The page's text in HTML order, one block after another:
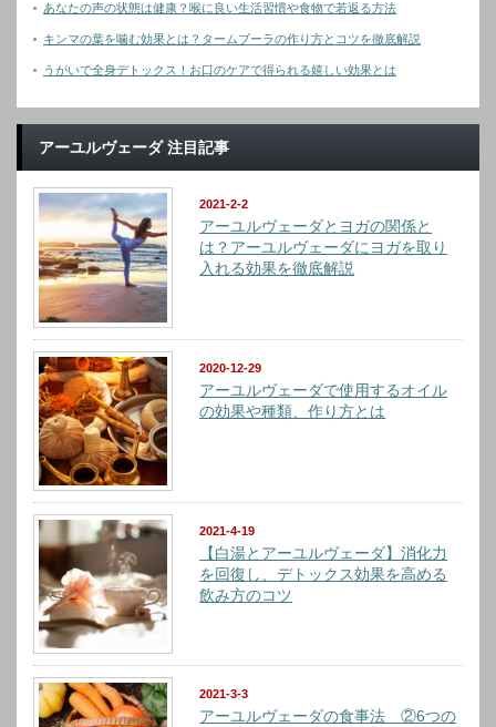
あなたの声の状態は健康？喉に良い生活習慣や食物で若返る方法
キンマの葉を噛む効果とは？タームブーラの作り方とコツを徹底解説
うがいで全身デトックス！お口のケアで得られる嬉しい効果とは
アーユルヴェーダ 注目記事
2021-2-2
アーユルヴェーダとヨガの関係と
は？アーユルヴェーダにヨガを取り
入れる効果を徹底解説
2020-12-29
アーユルヴェーダで使用するオイル
の効果や種類、作り方とは
2021-4-19
【白湯とアーユルヴェーダ】消化力
を回復し、デトックス効果を高める
飲み方のコツ
2021-3-3
アーユルヴェーダの食事法 ②6つの